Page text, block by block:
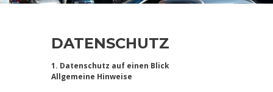
DATENSCHUTZ
1. Datenschutz auf einen Blick
Allgemeine Hinweise